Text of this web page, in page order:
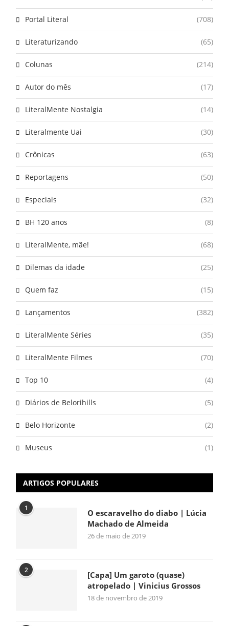
Portal Literal (708)
Literaturizando (65)
Colunas (214)
Autor do mês (17)
LiteralMente Nostalgia (14)
Literalmente Uai (30)
Crônicas (63)
Reportagens (50)
Especiais (32)
BH 120 anos (8)
LiteralMente, mãe! (68)
Dilemas da idade (25)
Quem faz (15)
Lançamentos (382)
LiteralMente Séries (35)
LiteralMente Filmes (70)
Top 10 (4)
Diários de Belorihills (5)
Belo Horizonte (2)
Museus (1)
ARTIGOS POPULARES
1
O escaravelho do diabo | Lúcia
Machado de Almeida
26 de maio de 2019
2
[Capa] Um garoto (quase)
atropelado | Vinicius Grossos
18 de novembro de 2019